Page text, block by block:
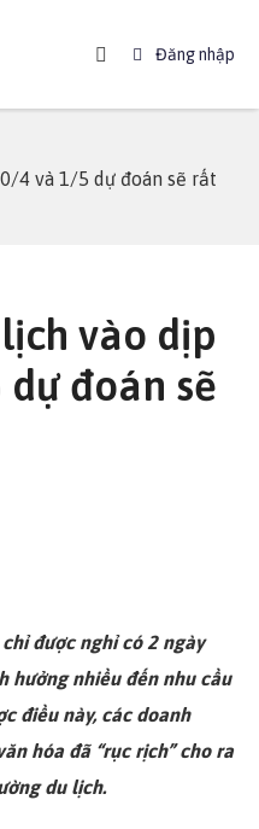
Đăng nhập
4 và 1/5 dự đoán sẽ rất
vào dịp
đoán sẽ
được nghỉ có 2 ngày
hưởng nhiều đến nhu cầu
điều này, các doanh
hóa đã “rục rịch” cho ra
du lịch.